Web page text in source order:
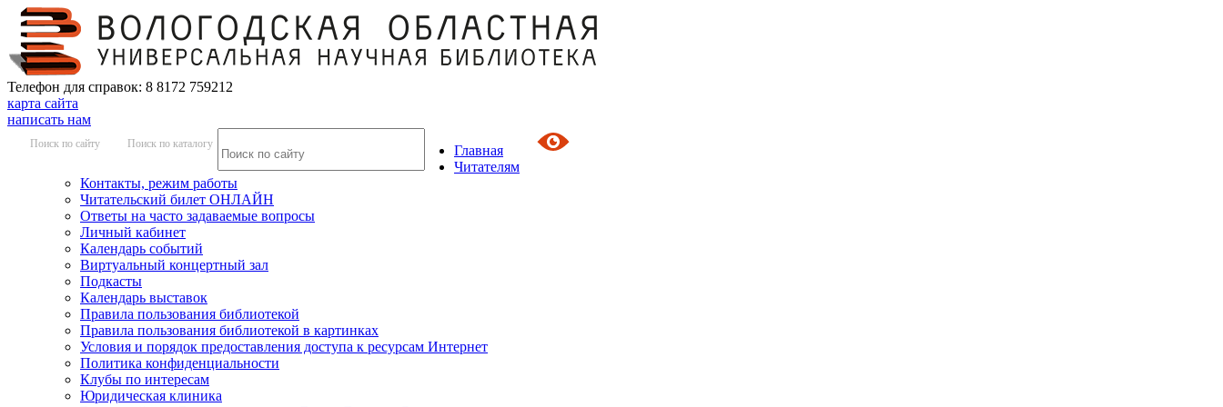
Телефон для справок: 8 8172 759212
карта сайта
написать нам
Поиск по сайту Поиск по каталогу
Главная
Читателям
Контакты, режим работы
Читательский билет ОНЛАЙН
Ответы на часто задаваемые вопросы
Личный кабинет
Календарь событий
Виртуальный концертный зал
Подкасты
Календарь выставок
Правила пользования библиотекой
Правила пользования библиотекой в картинках
Условия и порядок предоставления доступа к ресурсам Интернет
Политика конфиденциальности
Клубы по интересам
Юридическая клиника